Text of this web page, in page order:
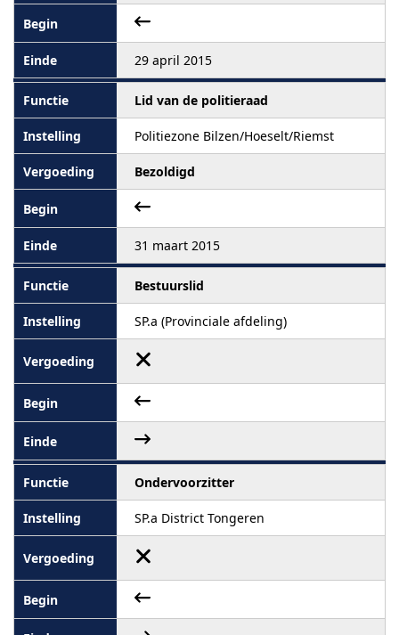
29 april 2015
Lid van de politieraad
Politiezone Bilzen/Hoeselt/Riemst
Bezoldigd
31 maart 2015
Bestuurslid
SP.a (Provinciale afdeling)
Ondervoorzitter
SP.a District Tongeren